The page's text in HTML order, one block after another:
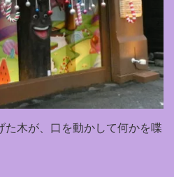
た木が、口を動かして何かを喋